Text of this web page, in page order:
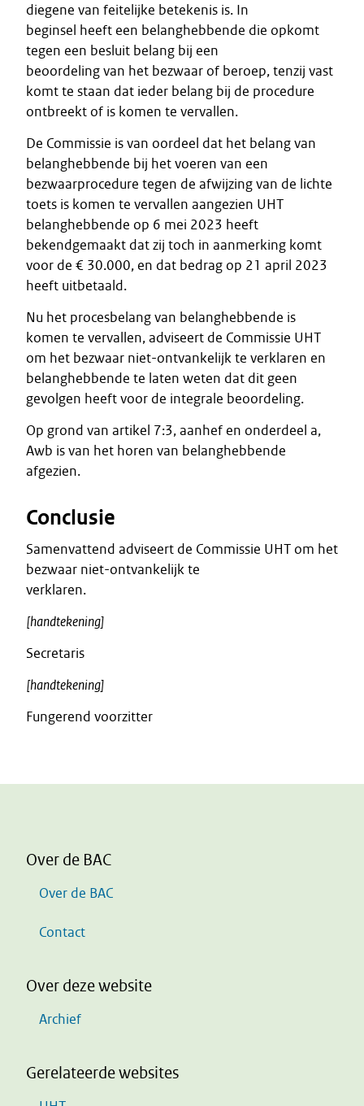
diegene van feitelijke betekenis is. In
beginsel heeft een belanghebbende die opkomt
tegen een besluit belang bij een
beoordeling van het bezwaar of beroep, tenzij vast
komt te staan dat ieder belang bij de procedure
ontbreekt of is komen te vervallen.
De Commissie is van oordeel dat het belang van
belanghebbende bij het voeren van een
bezwaarprocedure tegen de afwijzing van de lichte
toets is komen te vervallen aangezien UHT
belanghebbende op 6 mei 2023 heeft
bekendgemaakt dat zij toch in aanmerking komt
voor de € 30.000, en dat bedrag op 21 april 2023
heeft uitbetaald.
Nu het procesbelang van belanghebbende is
komen te vervallen, adviseert de Commissie UHT
om het bezwaar niet-ontvankelijk te verklaren en
belanghebbende te laten weten dat dit geen
gevolgen heeft voor de integrale beoordeling.
Op grond van artikel 7:3, aanhef en onderdeel a,
Awb is van het horen van belanghebbende
afgezien.
Conclusie
Samenvattend adviseert de Commissie UHT om het
bezwaar niet-ontvankelijk te
verklaren.
[handtekening]
Secretaris
[handtekening]
Fungerend voorzitter
Over de BAC
Over de BAC
Contact
Over deze website
Archief
Gerelateerde websites